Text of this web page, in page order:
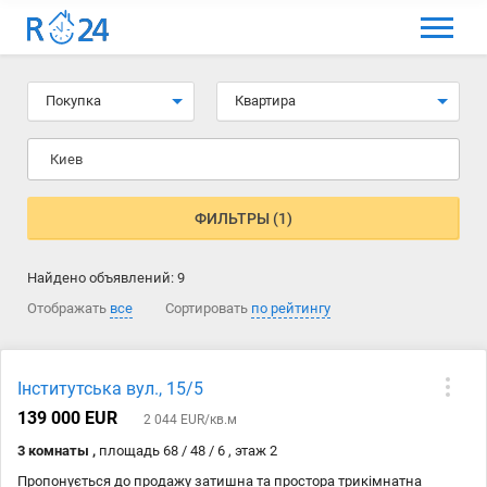
МЕНЮ
Выбрать язык
Избранные объявления
Комментарии к объявления
Как добавить объявление
Покупка Квартира
Киев
ФИЛЬТРЫ (1)
Найдено объявлений: 9
Отображать все Сортировать по рейтингу
Інститутська вул., 15/5
139 000 EUR
2 044 EUR/кв.м
3 комнаты , площадь 68 / 48 / 6 , этаж 2
Пропонується до продажу затишна та простора трикімнатна